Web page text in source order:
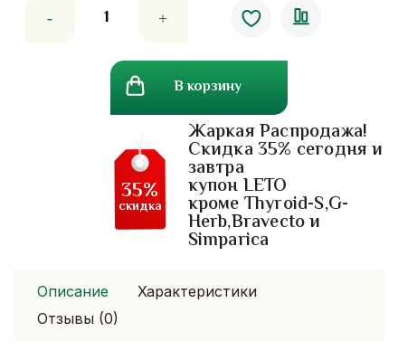
товара
В корзину
Жаркая Распродажа!
Скидка 35% сегодня и
завтра
купон LETO
кроме Thyroid-S,G-
Herb,Bravecto и
Simparica
35%
скидка
Описание
Характеристики
Отзывы (0)